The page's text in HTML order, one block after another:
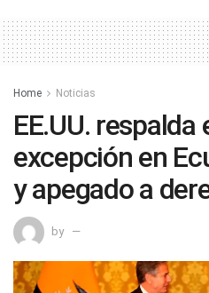
Home Noticias
EE.UU.
excepción en
y apegado a
by